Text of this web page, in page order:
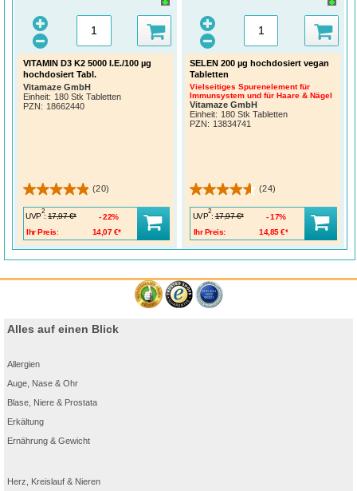
Täglich 1 Tablette mit ausreichend Wasser einnehmen.
Warnhinweise / Rechtliche Hinweise
Die angegebene empfohlene Verzehrmenge darf nicht überschritten werden.
Nahrungsergänzungsmittel sind kein Ersatz für eine ausgewogene und
abwechslungsreiche Ernährung und eine gesunde Lebensweise. Nicht für Kinder
und Jugendliche geeignet. Das Produkt ungeöffnet, kühl, trocken und außerhalb
der Reichweite von Kindern aufbewahren.
VITAMIN D3 K2 5000 I.E./100 µg
hochdosiert Tabl.
Vitamaze GmbH
Einheit: 180 Stk Tabletten
PZN: 18662440
(20)
UVP
2
: 17,97 €*
Ihr Preis:
14,07 €*
22%
SELEN 200 µg hochdosiert vegan
Tabletten
Vielseitiges Spurenelement für
Immunsystem und für Haare & Nägel
Vitamaze GmbH
Einheit: 180 Stk Tabletten
PZN: 13834741
(24)
UVP
2
: 17,97 €*
Ihr Preis:
14,85 €*
17%
Alles auf einen Blick
Allergien
Auge, Nase & Ohr
Blase, Niere & Prostata
Erkältung
Ernährung & Gewicht
Herz, Kreislauf & Nieren